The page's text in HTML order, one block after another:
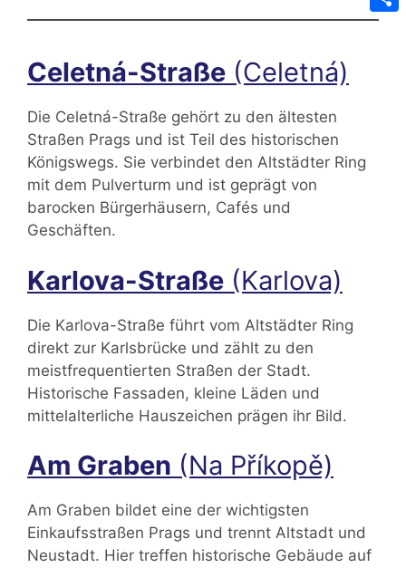
Celetná-Straße (Celetná)
Die Celetná-Straße gehört zu den ältesten
Straßen Prags und ist Teil des historischen
Königswegs. Sie verbindet den Altstädter Ring
mit dem Pulverturm und ist geprägt von
barocken Bürgerhäusern, Cafés und
Geschäften.
Karlova-Straße (Karlova)
Die Karlova-Straße führt vom Altstädter Ring
direkt zur Karlsbrücke und zählt zu den
meistfrequentierten Straßen der Stadt.
Historische Fassaden, kleine Läden und
mittelalterliche Hauszeichen prägen ihr Bild.
Am Graben (Na Příkopě)
Am Graben bildet eine der wichtigsten
Einkaufsstraßen Prags und trennt Altstadt und
Neustadt. Hier treffen historische Gebäude auf